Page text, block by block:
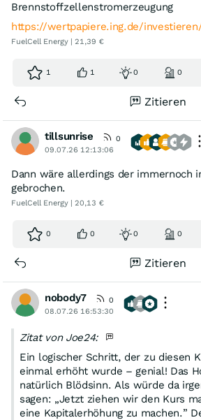
Brennstoffzellenstromerzeugung
https://wertpapiere.ing.de/
FuelCell Energy | 21,39 €
1 1 0 0
Zitieren
tillsunrise
0
09.07.26 12:13:06
Dann wäre allerdings der immernoch
gebrochen.
FuelCell Energy | 20,13 €
0 0 0 0
Zitieren
nobody7
0
08.07.26 16:53:30
Zitat von Joe24:
Ein logischer Schritt, der zu diesen
einmal erhöht wurde – genial! Das
natürlich Blödsinn. Als würde da
sagen: „Jetzt ziehen wir den Kurs
eine Kapitalerhöhung zu machen.”